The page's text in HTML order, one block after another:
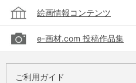
絵画情報コンテンツ
e-画材.com 投稿作品集
ご利用ガイド